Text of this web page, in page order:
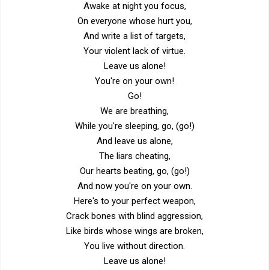
Awake at night you focus,
On everyone whose hurt you,
And write a list of targets,
Your violent lack of virtue.
Leave us alone!
You're on your own!
Go!
We are breathing,
While you're sleeping, go, (go!)
And leave us alone,
The liars cheating,
Our hearts beating, go, (go!)
And now you're on your own.
Here's to your perfect weapon,
Crack bones with blind aggression,
Like birds whose wings are broken,
You live without direction.
Leave us alone!